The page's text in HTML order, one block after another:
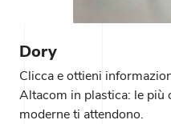
Dory
Clicca e ottieni
Altacom in plastica: le più
moderne ti attendono.